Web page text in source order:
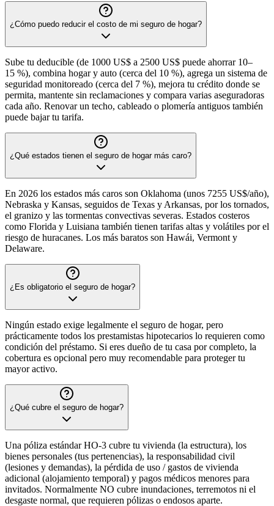
¿Cómo puedo reducir el costo de mi seguro de hogar?
Sube tu deducible (de 1000 US$ a 2500 US$ puede ahorrar 10–
15 %), combina hogar y auto (cerca del 10 %), agrega un sistema de
seguridad monitoreado (cerca del 7 %), mejora tu crédito donde se
permita, mantente sin reclamaciones y compara varias aseguradoras
cada año. Renovar un techo, cableado o plomería antiguos también
puede bajar tu tarifa.
¿Qué estados tienen el seguro de hogar más caro?
En 2026 los estados más caros son Oklahoma (unos 7255 US$/año),
Nebraska y Kansas, seguidos de Texas y Arkansas, por los tornados,
el granizo y las tormentas convectivas severas. Estados costeros
como Florida y Luisiana también tienen tarifas altas y volátiles por el
riesgo de huracanes. Los más baratos son Hawái, Vermont y
Delaware.
¿Es obligatorio el seguro de hogar?
Ningún estado exige legalmente el seguro de hogar, pero
prácticamente todos los prestamistas hipotecarios lo requieren como
condición del préstamo. Si eres dueño de tu casa por completo, la
cobertura es opcional pero muy recomendable para proteger tu
mayor activo.
¿Qué cubre el seguro de hogar?
Una póliza estándar HO-3 cubre tu vivienda (la estructura), los
bienes personales (tus pertenencias), la responsabilidad civil
(lesiones y demandas), la pérdida de uso / gastos de vivienda
adicional (alojamiento temporal) y pagos médicos menores para
invitados. Normalmente NO cubre inundaciones, terremotos ni el
desgaste normal, que requieren pólizas o endosos aparte.